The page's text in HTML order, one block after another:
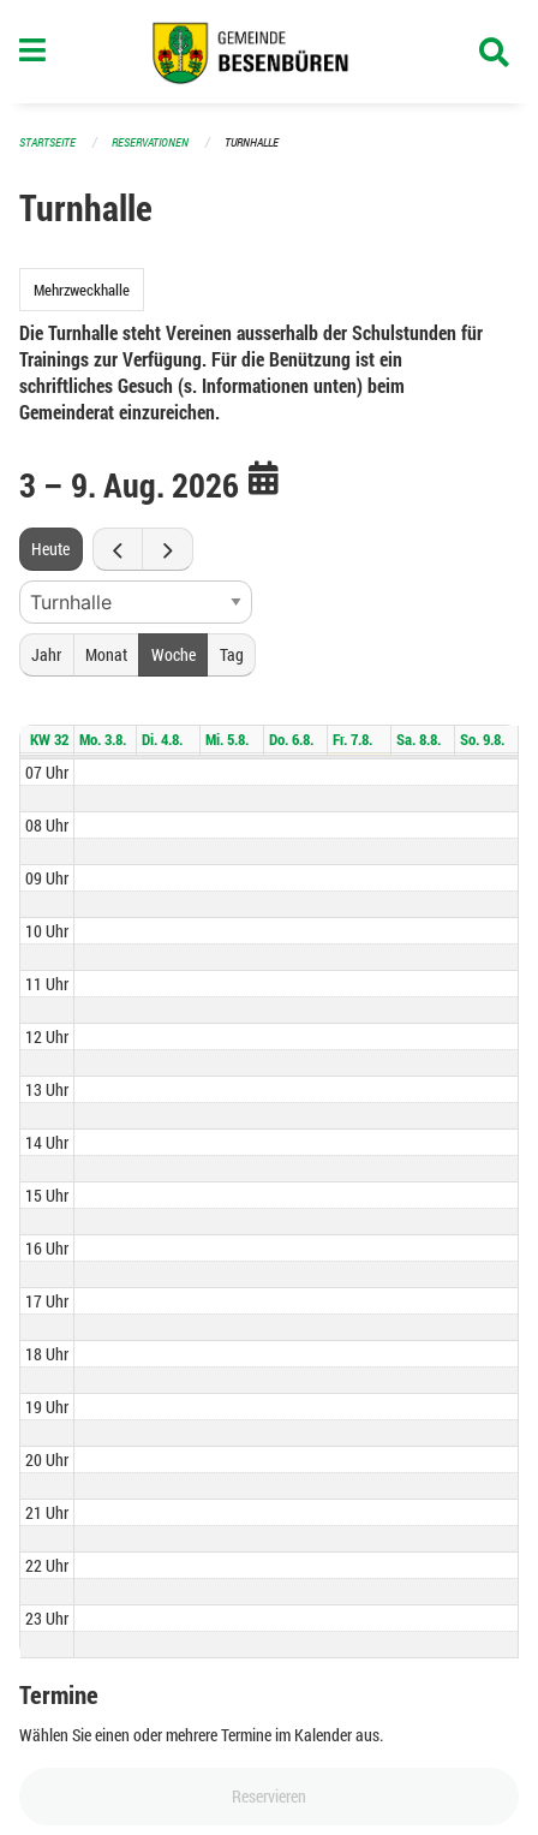
STARTSEITE RESERVATIONEN TURNHALLE
Turnhalle
Mehrzweckhalle
Die Turnhalle steht Vereinen ausserhalb der Schulstunden für
Trainings zur Verfügung. Für die Benützung ist ein
schriftliches Gesuch (s. Informationen unten) beim
Gemeinderat einzureichen.
3 – 9. Aug. 2026
Heute
Jahr Monat Woche Tag
KW 32 Mo. 3.8. Di. 4.8. Mi. 5.8. Do. 6.8. Fr. 7.8. Sa. 8.8. So. 9.8.
07 Uhr
08 Uhr
09 Uhr
10 Uhr
11 Uhr
12 Uhr
13 Uhr
14 Uhr
15 Uhr
16 Uhr
17 Uhr
18 Uhr
19 Uhr
20 Uhr
21 Uhr
22 Uhr
23 Uhr
Termine
Wählen Sie einen oder mehrere Termine im Kalender aus.
Reservieren